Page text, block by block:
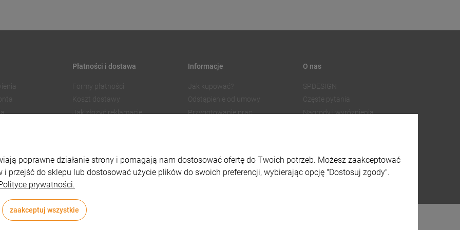
Płatności i dostawa
Formy płatności
Koszt dostawy
Jak złożyć reklamację
Informacje
Jak kupować?
Odstąpienie od umowy
Przygotowanie prac
Ustawienia plików cookies
O nas
SPDESIGN
Częste pytania
Nagrody i wyróżnienia
X
poprawne działanie strony i pomagają nam dostosować ofertę do Twoich potrzeb. Możesz zaakceptować
przejść do sklepu lub dostosować użycie plików do swoich preferencji, wybierając opcję "Dostosuj zgody".
prywatności.
zaakceptuj wszystkie